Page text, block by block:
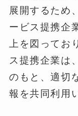
展開するため
ービス提携企
上を図ってお
ス提携企業は
のもと、適切
報を共同利用